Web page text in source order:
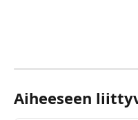
Aiheeseen